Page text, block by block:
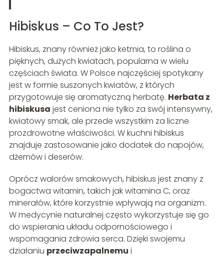
Hibiskus – Co To Jest?
Hibiskus, znany również jako ketmia, to roślina o
pięknych, dużych kwiatach, popularna w wielu
częściach świata. W Polsce najczęściej spotykany
jest w formie suszonych kwiatów, z których
przygotowuje się aromatyczną herbatę. Herbata z
hibiskusa jest ceniona nie tylko za swój intensywny,
kwiatowy smak, ale przede wszystkim za liczne
prozdrowotne właściwości. W kuchni hibiskus
znajduje zastosowanie jako dodatek do napojów,
dżemów i deserów.
Oprócz walorów smakowych, hibiskus jest znany z
bogactwa witamin, takich jak witamina C, oraz
minerałów, które korzystnie wpływają na organizm.
W medycynie naturalnej często wykorzystuje się go
do wspierania układu odpornościowego i
wspomagania zdrowia serca. Dzięki swojemu
działaniu przeciwzapalnemu i